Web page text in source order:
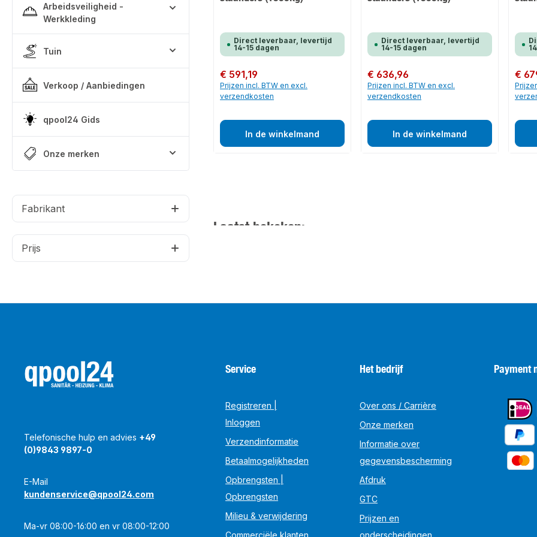
Arbeidsveiligheid -
Werkkleding
Tuin
Verkoop / Aanbiedingen
qpool24 Gids
Onze merken
Fabrikant
Prijs
Direct leverbaar, levertijd
14-15 dagen
Normale prijs:
€ 591,19
Prijzen incl. BTW en excl.
verzendkosten
In de winkelmand
Direct leverbaar, levertijd
14-15 dagen
Normale prijs:
€ 636,96
Prijzen incl. BTW en excl.
verzendkosten
In de winkelmand
€
Laatst bekeken:
Telefonische hulp en advies +49
(0)9843 9897-0
E-Mail
kundenservice@qpool24.com
Ma-vr 08:00-16:00 en vr 08:00-12:00
Service
Registreren |
Inloggen
Verzendinformatie
Betaalmogelijkheden
Opbrengsten |
Opbrengsten
Milieu & verwijdering
Commerciële klanten
Het bedrijf
Over ons / Carrière
Onze merken
Informatie over
gegevensbescherming
Afdruk
GTC
Prijzen en
onderscheidingen
Payment